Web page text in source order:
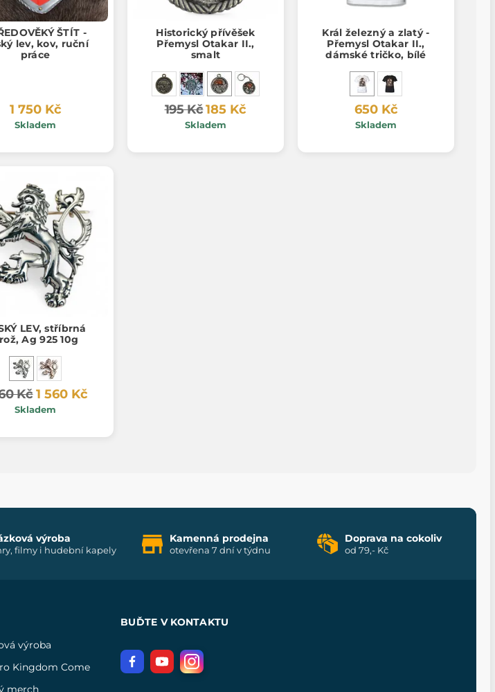
ŠTÍT -
lev, kov, ruční
práce
1 750 Kč
Skladem
Historický přívěšek
Přemysl Otakar II.,
smalt
195 Kč185 Kč
Skladem
Král železný a zlatý -
Přemysl Otakar II.,
dámské tričko, bílé
650 Kč
Skladem
LEV, stříbrná
Ag 925 10g
Kč 1 560 Kč
Skladem
výroba
filmy i hudební kapely
Kamenná prodejna
otevřena 7 dní v týdnu
Doprava na cokoliv
od 79,- Kč
výroba
Kingdom Come
merch
BUĎTE V KONTAKTU